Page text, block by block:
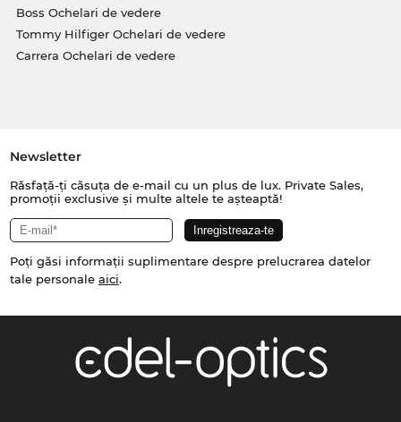
Boss Ochelari de vedere
Tommy Hilfiger Ochelari de vedere
Carrera Ochelari de vedere
Newsletter
Răsfață-ți căsuța de e-mail cu un plus de lux. Private Sales,
promoții exclusive și multe altele te așteaptă!
Poți găsi informații suplimentare despre prelucrarea datelor
tale personale aici.